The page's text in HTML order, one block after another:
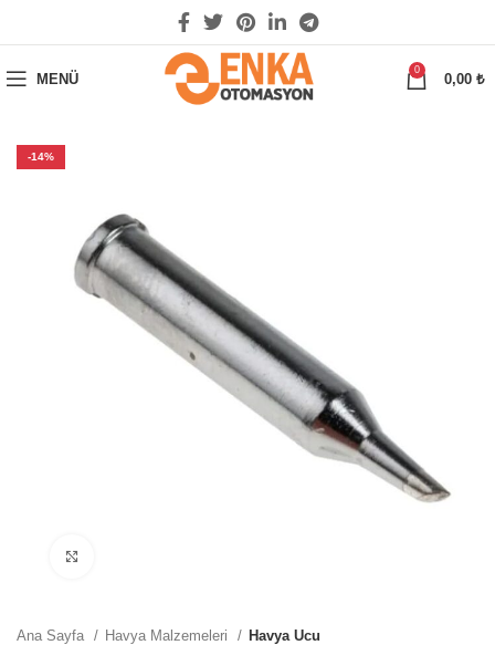
MENÜ
0
0,00 ₺
-14%
Ana Sayfa Havya Malzemeleri Havya Ucu